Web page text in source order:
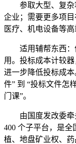
参取大型、复杂
企业；需要更多项
医疗、机电设备等高
适用辅帮东西：
用。投标成本计较
进一步降低投标成
件” 到 “投标文件怎
门课”。
由国度发改委牵
400 个子平台，是
植、地盘矿业权、